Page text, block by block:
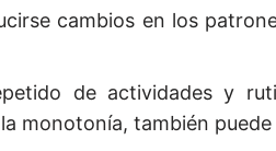
cambios en los
de actividades y
monotonía, también